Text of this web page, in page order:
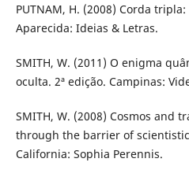
PUTNAM, H. (2008) Corda
Aparecida: Ideias & Letras.
SMITH, W. (2011) O enigma
oculta. 2ª edição. Campinas:
SMITH, W. (2008) Cosmos and
through the barrier of
California: Sophia Perennis.